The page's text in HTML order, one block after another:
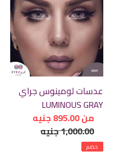
جراي
LUMINOUS
GRAY
عدسات لومينوس جراي
LUMINOUS GRAY
سعر
مخفض
من 895.00 جنيه
سعر
عادي
1,000.00 جنيه
خصم